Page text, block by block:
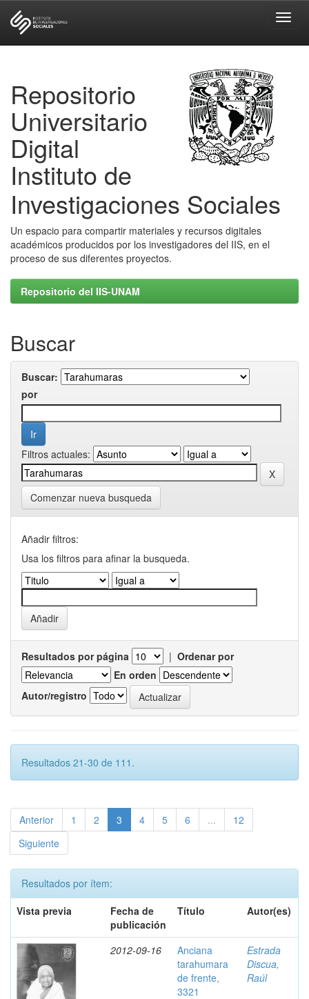
Repositorio
Universitario
Digital
Instituto de
Investigaciones Sociales
Un espacio para compartir materiales y recursos digitales
académicos producidos por los investigadores del IIS, en el
proceso de sus diferentes proyectos.
Repositorio del IIS-UNAM
Buscar
Buscar:
por
Filtros actuales:
Comenzar nueva busqueda
Añadir filtros:
Usa los filtros para afinar la busqueda.
Resultados por página | Ordenar por
En orden
Autor/registro
Resultados 21-30 de 111.
Anterior 1 2 3 4 5 6 ...
12
Siguiente
Resultados por ítem:
Vista previa
Fecha de
publicación
Título Autor(es)
2012-09-16
Anciana
tarahumara
de frente,
3321
Estrada
Discua,
Raúl